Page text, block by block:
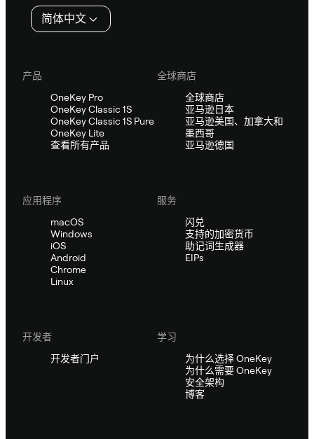
简体中文
产品
OneKey Pro
OneKey Classic 1S
OneKey Classic 1S Pure
OneKey Lite
查看所有产品
全球商店
全球商店
亚马逊日本
亚马逊美国、加拿大和
墨西哥
亚马逊德国
应用程序
macOS
Windows
iOS
Android
Chrome
Linux
服务
闪兑
支持的加密货币
助记词生成器
EIPs
开发者
开发者门户
学习
为什么选择 OneKey
为什么需要 OneKey
安全架构
博客